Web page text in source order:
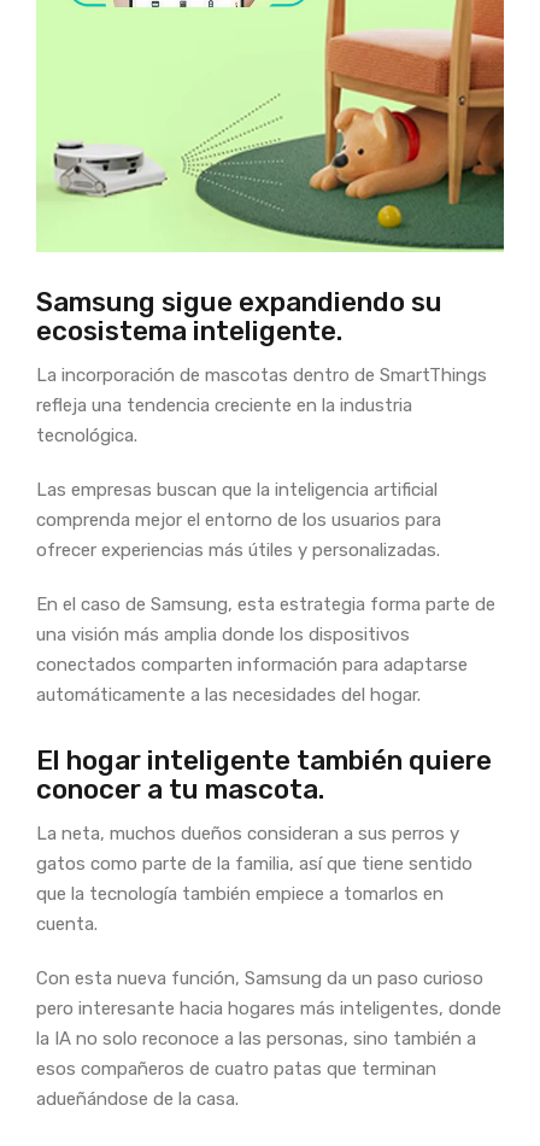
Samsung sigue expandiendo su
ecosistema inteligente.
La incorporación de mascotas dentro de SmartThings
refleja una tendencia creciente en la industria
tecnológica.
Las empresas buscan que la inteligencia artificial
comprenda mejor el entorno de los usuarios para
ofrecer experiencias más útiles y personalizadas.
En el caso de Samsung, esta estrategia forma parte de
una visión más amplia donde los dispositivos
conectados comparten información para adaptarse
automáticamente a las necesidades del hogar.
El hogar inteligente también quiere
conocer a tu mascota.
La neta, muchos dueños consideran a sus perros y
gatos como parte de la familia, así que tiene sentido
que la tecnología también empiece a tomarlos en
cuenta.
Con esta nueva función, Samsung da un paso curioso
pero interesante hacia hogares más inteligentes, donde
la IA no solo reconoce a las personas, sino también a
esos compañeros de cuatro patas que terminan
adueñándose de la casa.